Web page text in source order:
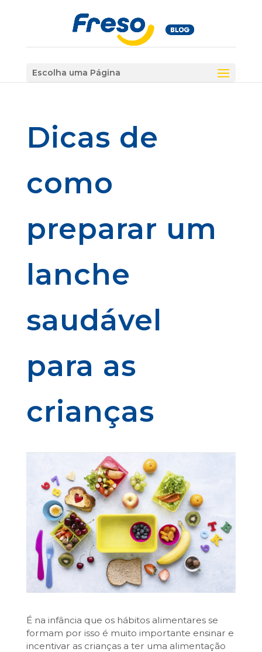
Escolha uma Página
Dicas de
como
preparar um
lanche
saudável
para as
crianças
É na infância que os hábitos alimentares se
formam por isso é muito importante ensinar e
incentivar as crianças a ter uma alimentação